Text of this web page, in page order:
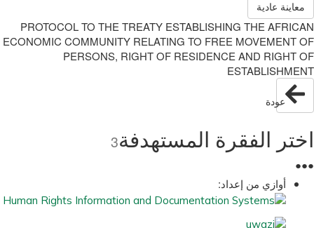
معاينة عادية
PROTOCOL TO THE TREATY ESTABLISHING THE AFRICAN
ECONOMIC COMMUNITY RELATING TO FREE MOVEMENT OF
PERSONS, RIGHT OF RESIDENCE AND RIGHT OF
ESTABLISHMENT
عودة
اختر الفقرة المستهدفة3
●
●
●
أوازي من إعداد: